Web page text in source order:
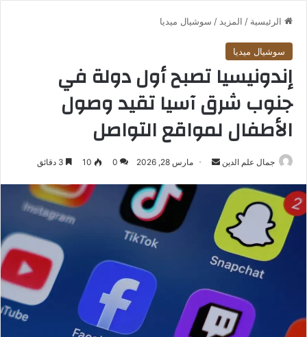
الرئيسية / المزيد / سوشيال ميديا
سوشيال ميديا
إندونيسيا تصبح أول دولة في
جنوب شرق آسيا تقيد وصول
الأطفال لمواقع التواصل
جمال علم الدين
أرسل
إلكترونيا
مارس 28, 2026 0
10